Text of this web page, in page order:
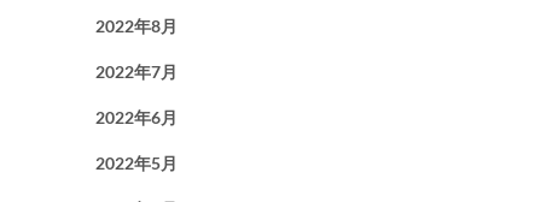
2022年8月
2022年7月
2022年6月
2022年5月